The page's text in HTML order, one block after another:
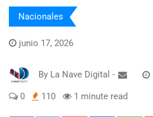
Nacionales
junio 17, 2026
By La Nave Digital -
0 110 1 minute read